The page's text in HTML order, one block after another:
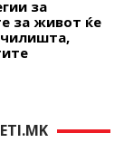
за
за живот ќе